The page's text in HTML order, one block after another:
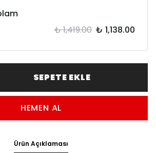
₺ 1,419.00 ₺ 1,138.00
SEPETE EKLE
HEMEN AL
Ürün Açıklaması